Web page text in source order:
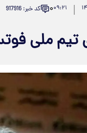
۰۹:۲۱۰ کد خبر: 917916
تیم ملی